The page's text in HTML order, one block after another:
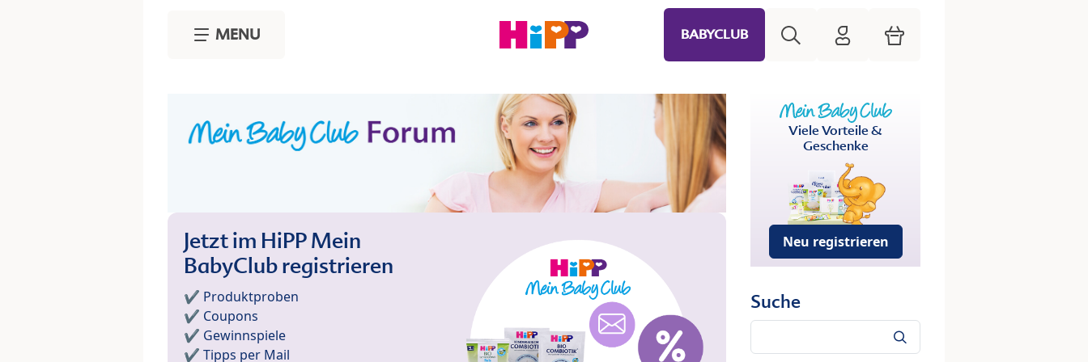
MENU BABYCLUB HiPP Mein Babyclub
Warenkorb
Jetzt im HiPP Mein
BabyClub registrieren
✔️ Produktproben
✔️ Coupons
✔️ Gewinnspiele
✔️ Tipps per Mail
Viele Vorteile &
Geschenke
Neu registrieren
Suche